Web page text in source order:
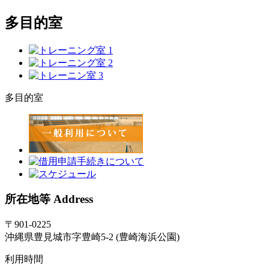
多目的室
多目的室
所在地等 Address
〒901-0225
沖縄県豊見城市字豊崎5-2 (豊崎海浜公園)
利用時間